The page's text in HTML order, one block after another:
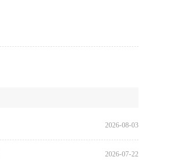
2026-08-03
2026-07-22